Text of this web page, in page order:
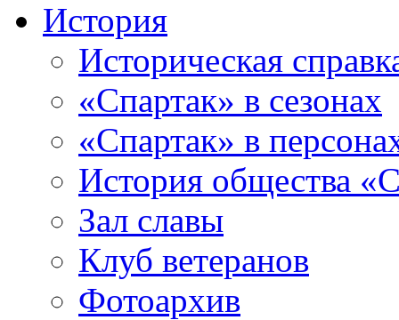
История
Историческая
«Спартак» в сезонах
«Спартак» в
История общества
Зал славы
Клуб ветеранов
Фотоархив